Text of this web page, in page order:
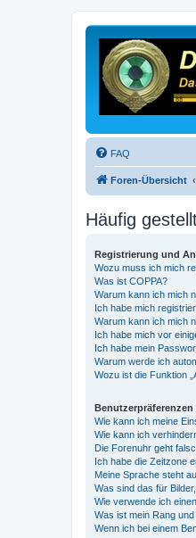
FAQ
Foren-Übersicht
Häufig
Registrierung und
Wozu muss ich mich
Was ist COPPA?
Warum kann ich mich
Ich habe mich
Warum kann ich mich
Ich habe mich vor
Ich habe mein
Warum werde ich
Wozu ist die Funktion
Wie kann ich meine
Wie kann ich
Die Forenuhr geht
Ich habe die Zeitzone
Meine Sprache steht
Was sind das für
Wie verwende ich
Was ist mein Rang
Wenn ich bei einem